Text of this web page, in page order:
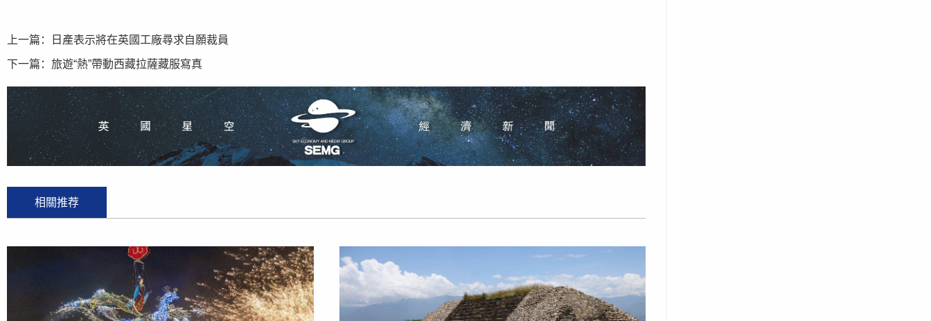
上一篇： 日產表示將在英國工廠尋求自願裁員
下一篇： 旅遊“熱”帶動西藏拉薩藏服寫真
相關推荐